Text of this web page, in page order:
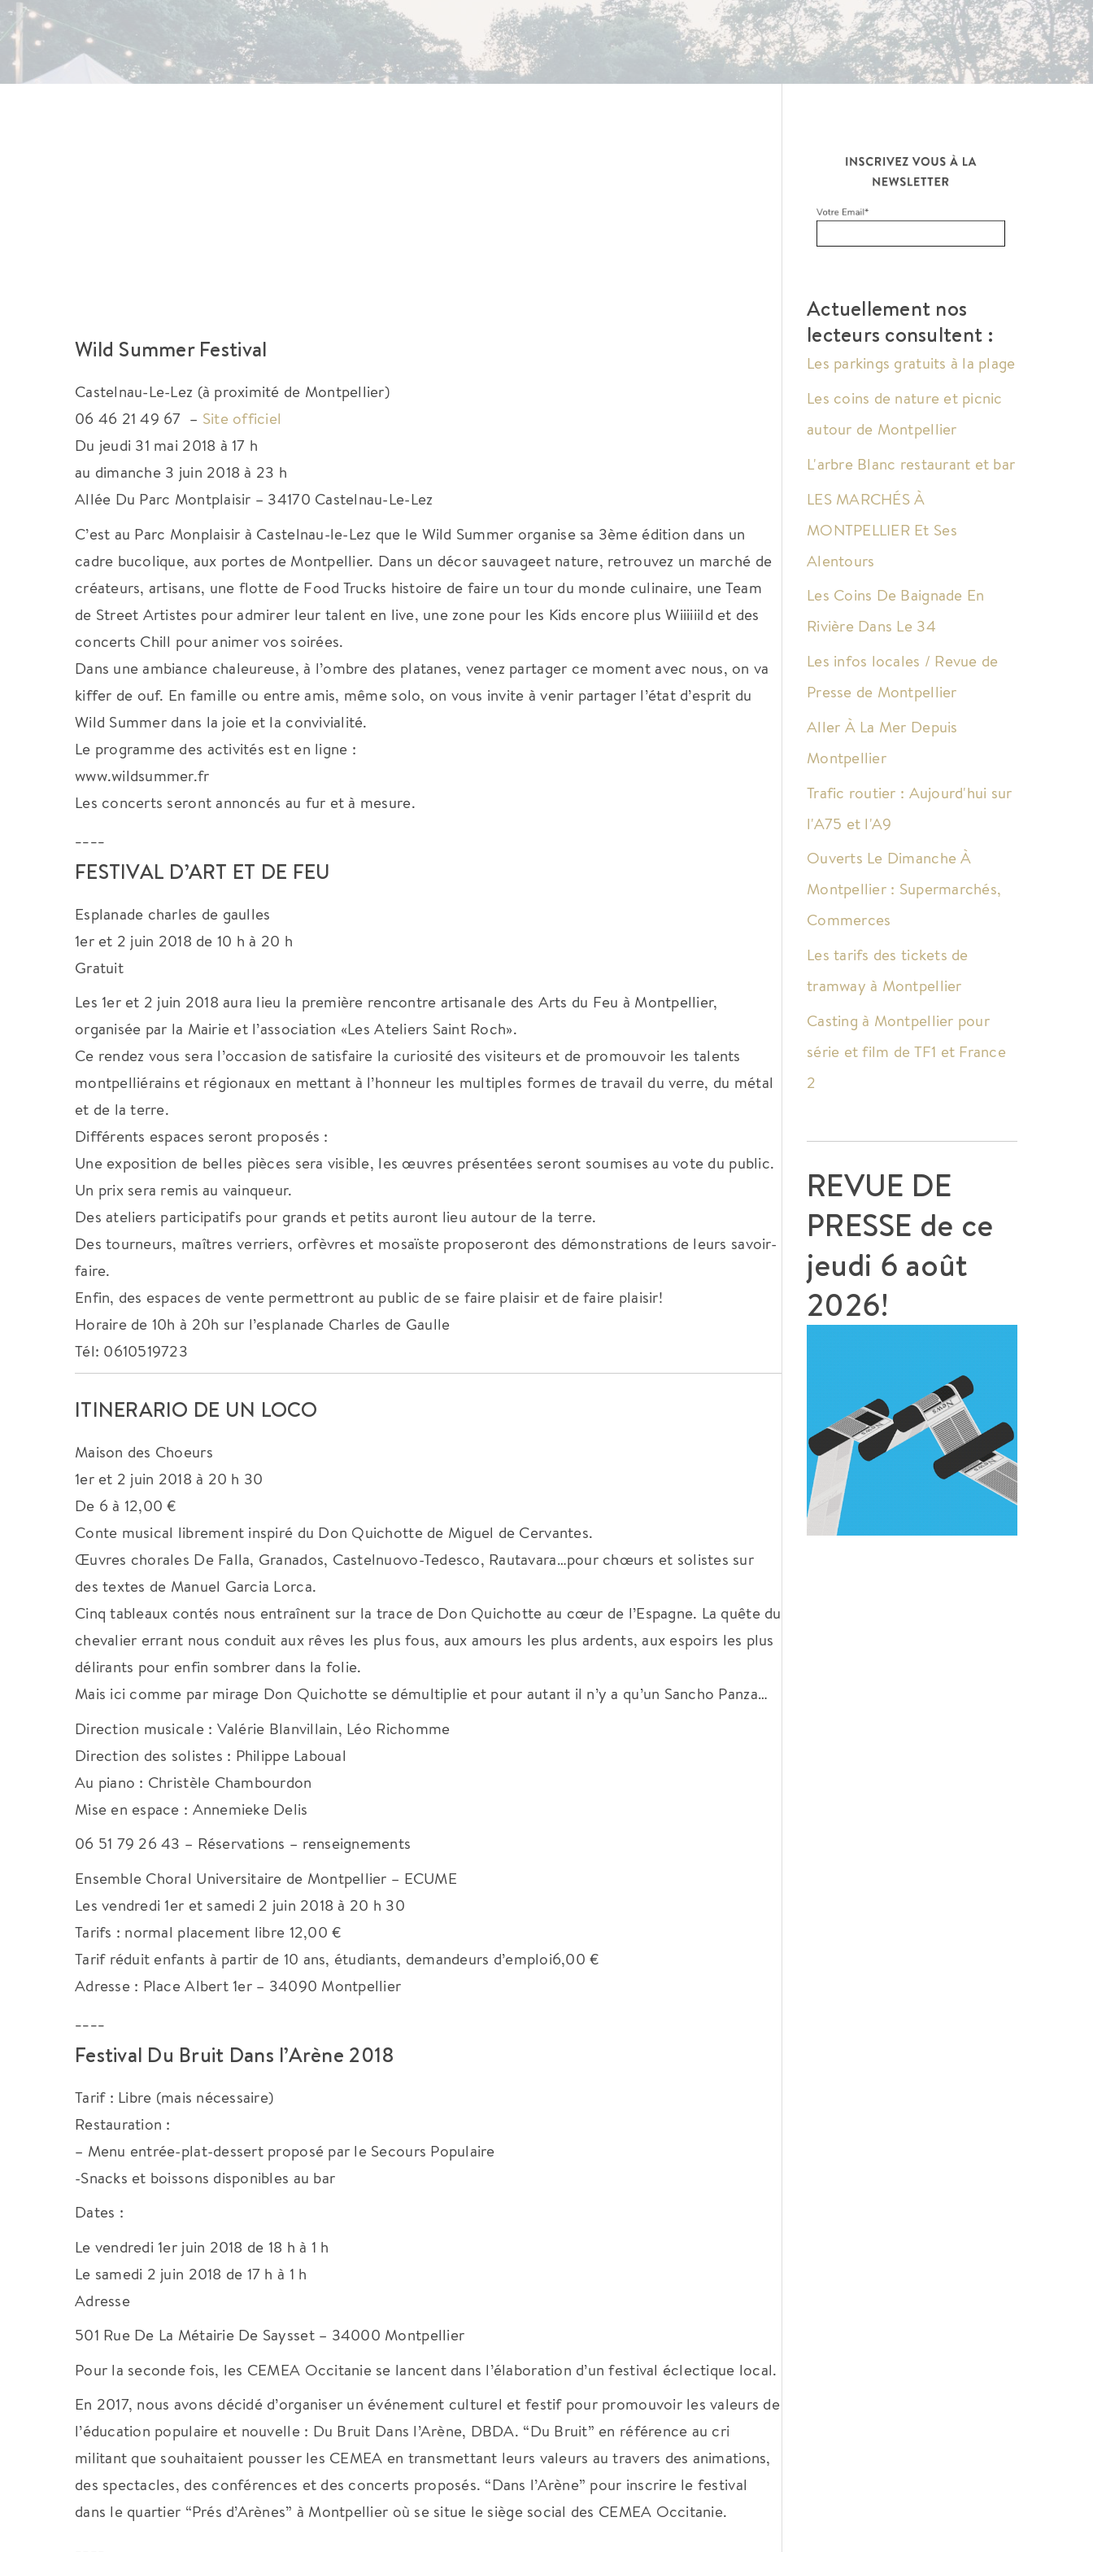
Wild Summer Festival
Castelnau-Le-Lez (à proximité de Montpellier)
06 46 21 49 67 – Site officiel
Du jeudi 31 mai 2018 à 17 h
au dimanche 3 juin 2018 à 23 h
Allée Du Parc Montplaisir – 34170 Castelnau-Le-Lez
C’est au Parc Monplaisir à Castelnau-le-Lez que le Wild Summer organise sa 3ème édition dans un
cadre bucolique, aux portes de Montpellier. Dans un décor sauvageet nature, retrouvez un marché de
créateurs, artisans, une flotte de Food Trucks histoire de faire un tour du monde culinaire, une Team
de Street Artistes pour admirer leur talent en live, une zone pour les Kids encore plus Wiiiiiild et des
concerts Chill pour animer vos soirées.
Dans une ambiance chaleureuse, à l’ombre des platanes, venez partager ce moment avec nous, on va
kiffer de ouf. En famille ou entre amis, même solo, on vous invite à venir partager l’état d’esprit du
Wild Summer dans la joie et la convivialité.
Le programme des activités est en ligne :
www.wildsummer.fr
Les concerts seront annoncés au fur et à mesure.
____
FESTIVAL D’ART ET DE FEU
Esplanade charles de gaulles
1er et 2 juin 2018 de 10 h à 20 h
Gratuit
Les 1er et 2 juin 2018 aura lieu la première rencontre artisanale des Arts du Feu à Montpellier,
organisée par la Mairie et l’association «Les Ateliers Saint Roch».
Ce rendez vous sera l’occasion de satisfaire la curiosité des visiteurs et de promouvoir les talents
montpelliérains et régionaux en mettant à l’honneur les multiples formes de travail du verre, du métal
et de la terre.
Différents espaces seront proposés :
Une exposition de belles pièces sera visible, les œuvres présentées seront soumises au vote du public.
Un prix sera remis au vainqueur.
Des ateliers participatifs pour grands et petits auront lieu autour de la terre.
Des tourneurs, maîtres verriers, orfèvres et mosaïste proposeront des démonstrations de leurs savoir-
faire.
Enfin, des espaces de vente permettront au public de se faire plaisir et de faire plaisir!
Horaire de 10h à 20h sur l’esplanade Charles de Gaulle
Tél: 0610519723
ITINERARIO DE UN LOCO
Maison des Choeurs
1er et 2 juin 2018 à 20 h 30
De 6 à 12,00 €
Conte musical librement inspiré du Don Quichotte de Miguel de Cervantes.
Œuvres chorales De Falla, Granados, Castelnuovo-Tedesco, Rautavara…pour chœurs et solistes sur
des textes de Manuel Garcia Lorca.
Cinq tableaux contés nous entraînent sur la trace de Don Quichotte au cœur de l’Espagne. La quête du
chevalier errant nous conduit aux rêves les plus fous, aux amours les plus ardents, aux espoirs les plus
délirants pour enfin sombrer dans la folie.
Mais ici comme par mirage Don Quichotte se démultiplie et pour autant il n’y a qu’un Sancho Panza…
Direction musicale : Valérie Blanvillain, Léo Richomme
Direction des solistes : Philippe Laboual
Au piano : Christèle Chambourdon
Mise en espace : Annemieke Delis
06 51 79 26 43 – Réservations – renseignements
Ensemble Choral Universitaire de Montpellier – ECUME
Les vendredi 1er et samedi 2 juin 2018 à 20 h 30
Tarifs : normal placement libre 12,00 €
Tarif réduit enfants à partir de 10 ans, étudiants, demandeurs d’emploi6,00 €
Adresse : Place Albert 1er – 34090 Montpellier
____
Festival Du Bruit Dans l’Arène 2018
Tarif : Libre (mais nécessaire)
Restauration :
– Menu entrée-plat-dessert proposé par le Secours Populaire
-Snacks et boissons disponibles au bar
Dates :
Le vendredi 1er juin 2018 de 18 h à 1 h
Le samedi 2 juin 2018 de 17 h à 1 h
Adresse
501 Rue De La Métairie De Saysset – 34000 Montpellier
Pour la seconde fois, les CEMEA Occitanie se lancent dans l’élaboration d’un festival éclectique local.
En 2017, nous avons décidé d’organiser un événement culturel et festif pour promouvoir les valeurs de
l’éducation populaire et nouvelle : Du Bruit Dans l’Arène, DBDA. “Du Bruit” en référence au cri
militant que souhaitaient pousser les CEMEA en transmettant leurs valeurs au travers des animations,
des spectacles, des conférences et des concerts proposés. “Dans l’Arène” pour inscrire le festival
dans le quartier “Prés d’Arènes” à Montpellier où se situe le siège social des CEMEA Occitanie.
Actuellement nos
lecteurs consultent :
Les parkings gratuits à la plage
Les coins de nature et picnic
autour de Montpellier
L'arbre Blanc restaurant et bar
LES MARCHÉS À
MONTPELLIER Et Ses
Alentours
Les Coins De Baignade En
Rivière Dans Le 34
Les infos locales / Revue de
Presse de Montpellier
Aller À La Mer Depuis
Montpellier
Trafic routier : Aujourd'hui sur
l'A75 et l'A9
Ouverts Le Dimanche À
Montpellier : Supermarchés,
Commerces
Les tarifs des tickets de
tramway à Montpellier
Casting à Montpellier pour
série et film de TF1 et France
2
REVUE DE
PRESSE de ce
jeudi 6 août
2026!